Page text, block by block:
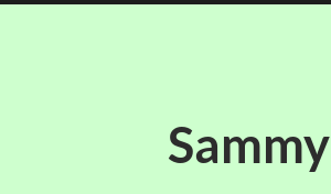
Sammy